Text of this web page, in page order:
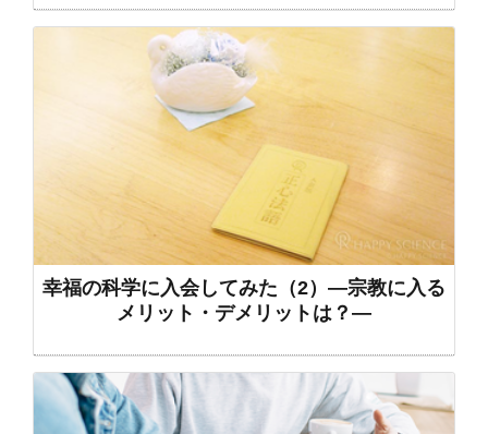
幸福の科学に入会してみた（2）―宗教に入る
メリット・デメリットは？―